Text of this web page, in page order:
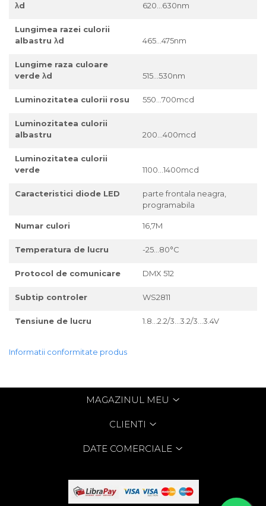
λd
620...630nm
Lungimea razei culorii
albastru λd
465...475nm
Lungime raza culoare
verde λd
515...530nm
Luminozitatea culorii rosu 550...700mcd
Luminozitatea culorii
albastru
200...400mcd
Luminozitatea culorii
verde
1100...1400mcd
Caracteristici diode LED
parte frontala neagra,
programabila
Numar culori 16,7M
Temperatura de lucru -25...80°C
Protocol de comunicare DMX 512
Subtip controler WS2811
Tensiune de lucru 1.8...2.2/3...3.2/3...3.4V
Informatii conformitate produs
MAGAZINUL MEU
CLIENTI
DATE COMERCIALE